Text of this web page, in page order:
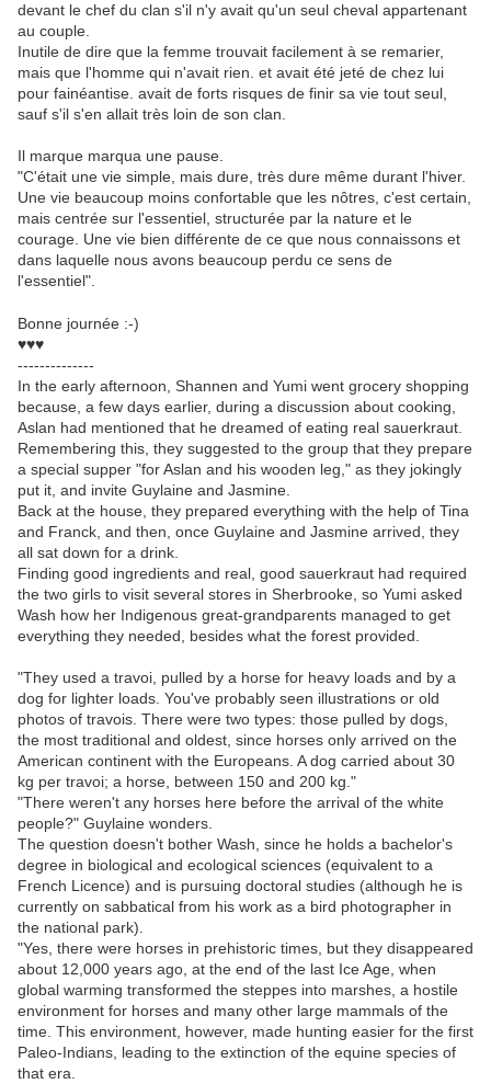
devant le chef du clan s'il n'y avait qu'un seul cheval appartenant
au couple.
Inutile de dire que la femme trouvait facilement à se remarier,
mais que l'homme qui n'avait rien. et avait été jeté de chez lui
pour fainéantise. avait de forts risques de finir sa vie tout seul,
sauf s'il s'en allait très loin de son clan.
Il marque marqua une pause.
"C'était une vie simple, mais dure, très dure même durant l'hiver.
Une vie beaucoup moins confortable que les nôtres, c'est certain,
mais centrée sur l'essentiel, structurée par la nature et le
courage. Une vie bien différente de ce que nous connaissons et
dans laquelle nous avons beaucoup perdu ce sens de
l'essentiel".
Bonne journée :-)
♥♥♥
--------------
In the early afternoon, Shannen and Yumi went grocery shopping
because, a few days earlier, during a discussion about cooking,
Aslan had mentioned that he dreamed of eating real sauerkraut.
Remembering this, they suggested to the group that they prepare
a special supper "for Aslan and his wooden leg," as they jokingly
put it, and invite Guylaine and Jasmine.
Back at the house, they prepared everything with the help of Tina
and Franck, and then, once Guylaine and Jasmine arrived, they
all sat down for a drink.
Finding good ingredients and real, good sauerkraut had required
the two girls to visit several stores in Sherbrooke, so Yumi asked
Wash how her Indigenous great-grandparents managed to get
everything they needed, besides what the forest provided.
"They used a travoi, pulled by a horse for heavy loads and by a
dog for lighter loads. You've probably seen illustrations or old
photos of travois. There were two types: those pulled by dogs,
the most traditional and oldest, since horses only arrived on the
American continent with the Europeans. A dog carried about 30
kg per travoi; a horse, between 150 and 200 kg."
"There weren't any horses here before the arrival of the white
people?" Guylaine wonders.
The question doesn't bother Wash, since he holds a bachelor's
degree in biological and ecological sciences (equivalent to a
French Licence) and is pursuing doctoral studies (although he is
currently on sabbatical from his work as a bird photographer in
the national park).
"Yes, there were horses in prehistoric times, but they disappeared
about 12,000 years ago, at the end of the last Ice Age, when
global warming transformed the steppes into marshes, a hostile
environment for horses and many other large mammals of the
time. This environment, however, made hunting easier for the first
Paleo-Indians, leading to the extinction of the equine species of
that era.